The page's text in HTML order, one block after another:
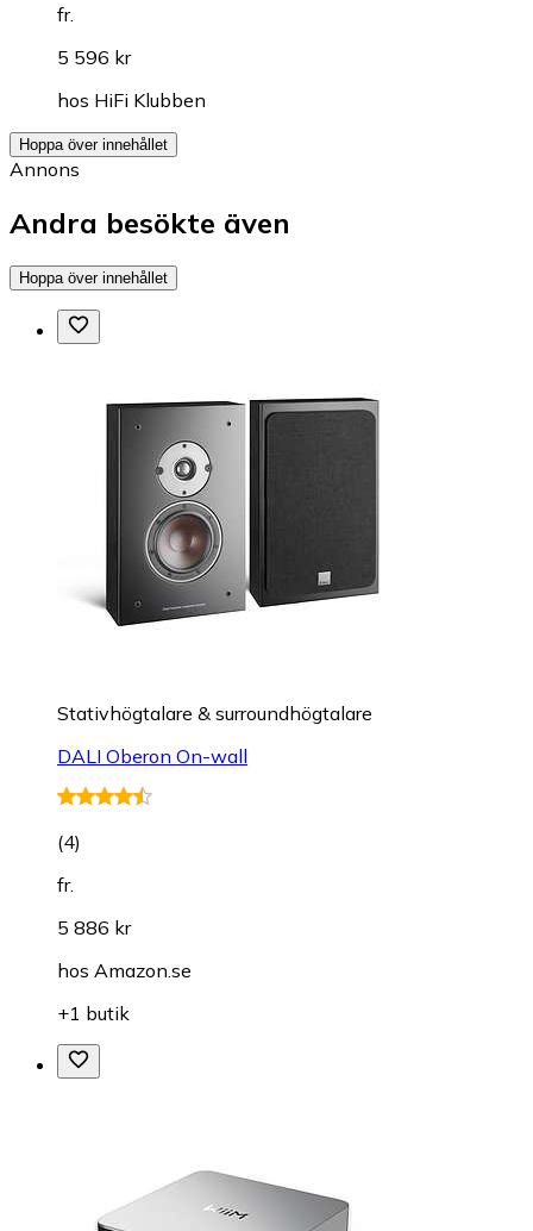
fr.
5 596 kr
hos HiFi Klubben
Hoppa över innehållet
Annons
Andra besökte även
Hoppa över innehållet
Stativhögtalare & surroundhögtalare
DALI Oberon On-wall
(4)
fr.
5 886 kr
hos Amazon.se
+1 butik